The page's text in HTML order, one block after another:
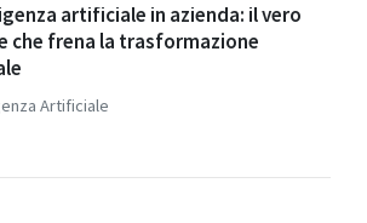
artificiale in azienda: il vero
che frena la trasformazione
Artificiale